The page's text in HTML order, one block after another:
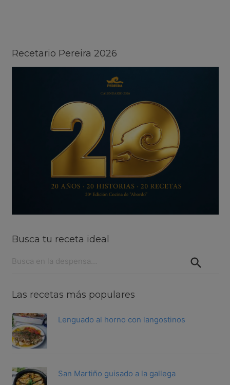
Recetario Pereira 2026
Busca tu receta ideal
Las recetas más populares
Lenguado al horno con langostinos
San Martiño guisado a la gallega